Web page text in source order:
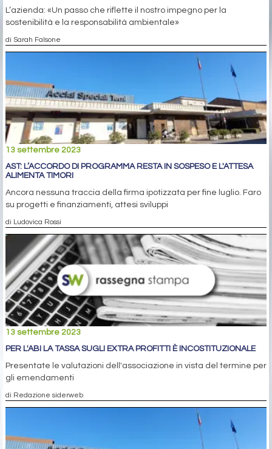
L’azienda: «Un passo che riflette il nostro impegno per la
sostenibilità e la responsabilità ambientale»
di Sarah Falsone
13 settembre 2023
AST: L’ACCORDO DI PROGRAMMA RESTA IN SOSPESO E L'ATTESA
ALIMENTA TIMORI
Ancora nessuna traccia della firma ipotizzata per fine luglio. Faro
su progetti e finanziamenti, attesi sviluppi
di Ludovica Rossi
13 settembre 2023
PER L'ABI LA TASSA SUGLI EXTRA PROFITTI È INCOSTITUZIONALE
Presentate le valutazioni dell'associazione in vista del termine per
gli emendamenti
di Redazione siderweb